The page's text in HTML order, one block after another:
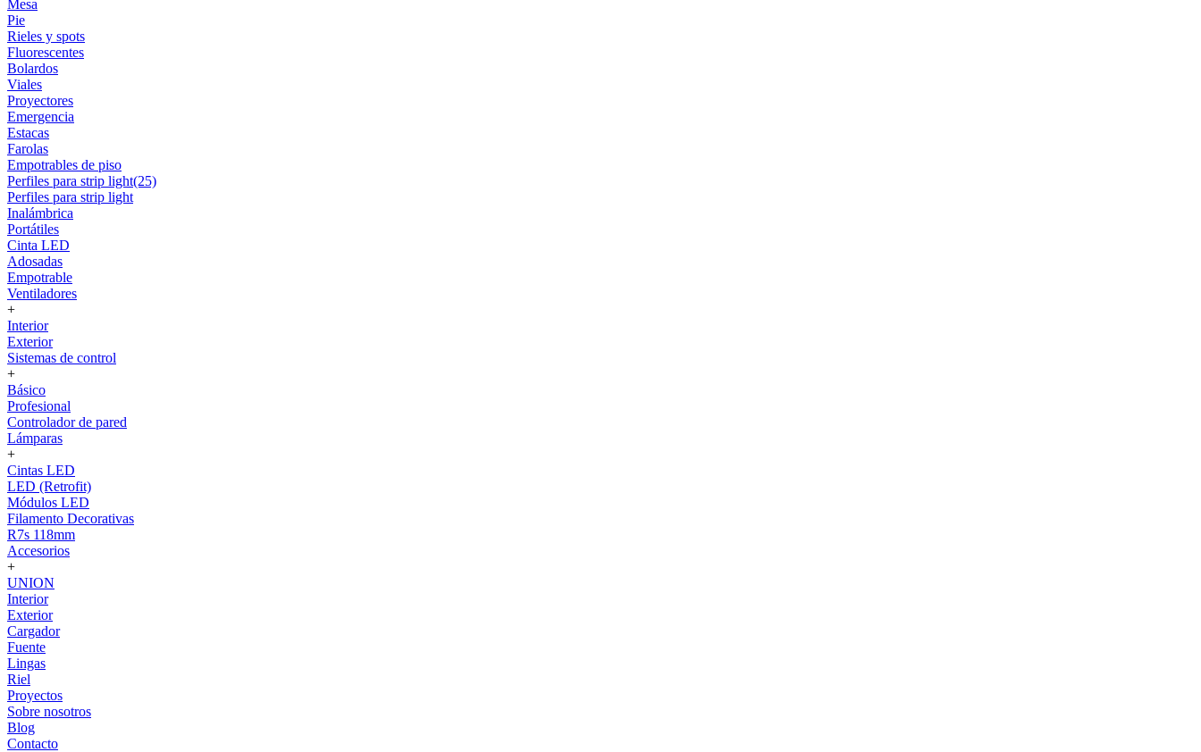
Mesa
Pie
Rieles y spots
Fluorescentes
Bolardos
Viales
Proyectores
Emergencia
Estacas
Farolas
Empotrables de piso
Perfiles para strip light(25)
Perfiles para strip light
Inalámbrica
Portátiles
Cinta LED
Adosadas
Empotrable
Ventiladores
+
Interior
Exterior
Sistemas de control
+
Básico
Profesional
Controlador de pared
Lámparas
+
Cintas LED
LED (Retrofit)
Módulos LED
Filamento Decorativas
R7s 118mm
Accesorios
+
UNION
Interior
Exterior
Cargador
Fuente
Lingas
Riel
Proyectos
Sobre nosotros
Blog
Contacto